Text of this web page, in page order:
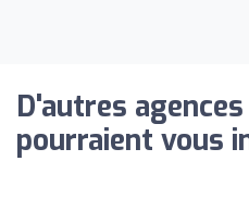
D'autres
pourraient vous